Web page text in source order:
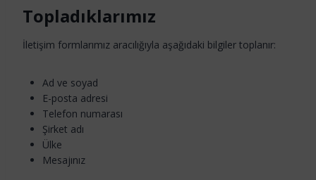
Topladıklarımız
İletişim formlarımız aracılığıyla aşağıdaki bilgiler toplanır:
Ad ve soyad
E-posta adresi
Telefon numarası
Şirket adı
Ülke
Mesajınız